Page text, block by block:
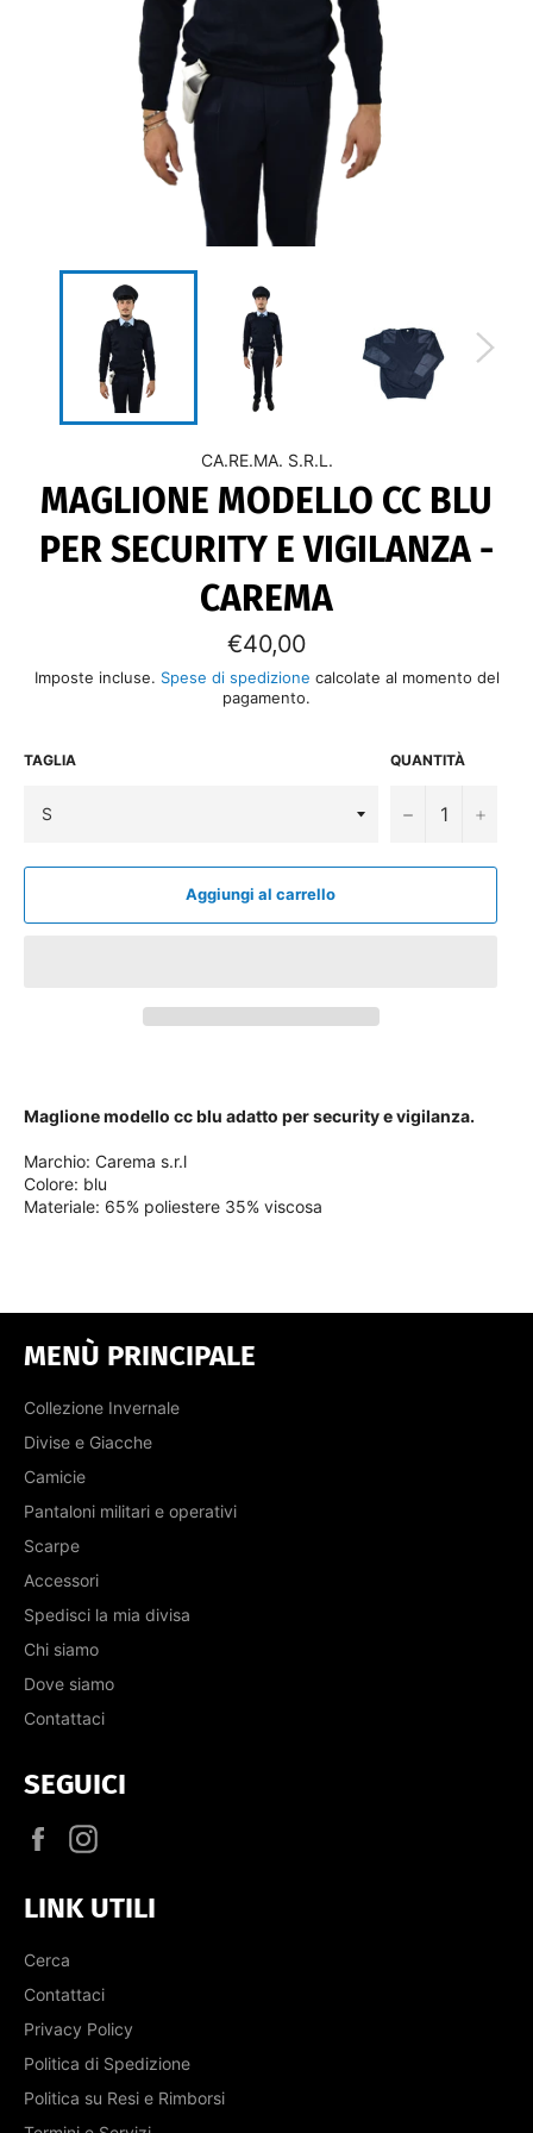
CA.RE.MA. S.R.L.
MAGLIONE MODELLO CC BLU
PER SECURITY E VIGILANZA -
CAREMA
Prezzo
di
listino
€40,00
Imposte incluse. Spese di spedizione calcolate al momento del
pagamento.
TAGLIA QUANTITÀ
− +
Aggiungi al carrello
Maglione modello cc blu adatto per security e vigilanza.
Marchio: Carema s.r.l
Colore: blu
Materiale: 65% poliestere 35% viscosa
MENÙ PRINCIPALE
Collezione Invernale
Divise e Giacche
Camicie
Pantaloni militari e operativi
Scarpe
Accessori
Spedisci la mia divisa
Chi siamo
Dove siamo
Contattaci
SEGUICI
Facebook
LINK UTILI
Cerca
Contattaci
Privacy Policy
Politica di Spedizione
Politica su Resi e Rimborsi